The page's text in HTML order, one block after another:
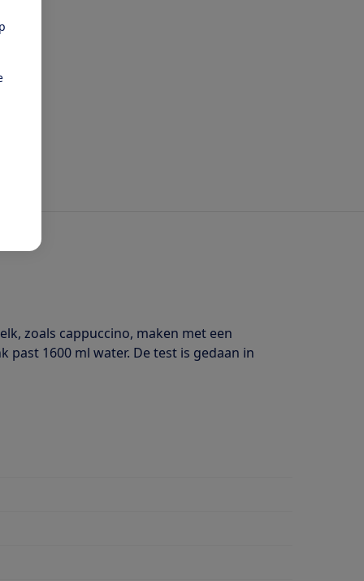
zoals cappuccino, maken met een
1600 ml water. De test is gedaan in